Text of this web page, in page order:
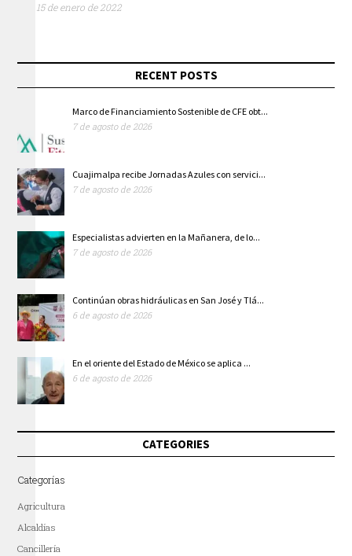
15 de enero de 2022
RECENT POSTS
Marco de Financiamiento Sostenible de CFE obt...
7 de agosto de 2026
Cuajimalpa recibe Jornadas Azules con servici...
7 de agosto de 2026
Especialistas advierten en la Mañanera, de lo...
7 de agosto de 2026
Continúan obras hidráulicas en San José y Tlá...
6 de agosto de 2026
En el oriente del Estado de México se aplica ...
6 de agosto de 2026
CATEGORIES
Categorías
Agricultura
Alcaldías
Cancillería